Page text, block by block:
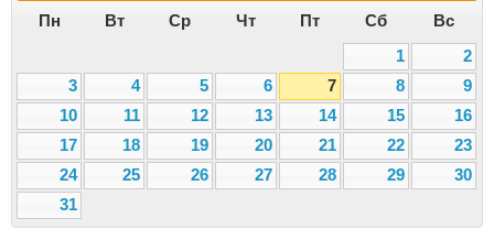
Пн Вт Ср Чт Пт Сб
Вс
1
2
3
4 5 6 7 8
9
10
11 12 13 14 15
16
17
18 19 20 21 22
23
24
25 26 27 28 29
30
31